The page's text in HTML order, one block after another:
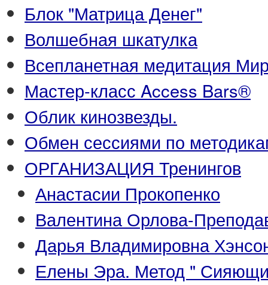
Блок "Матрица Денег"
Волшебная шкатулка
Всепланетная медитация
Мастер-класс Access Bars®
Облик кинозвезды.
Обмен сессиями по
ОРГАНИЗАЦИЯ Тренингов
Анастасии Прокопенко
Валентина Орлова-
Дарья Владимировна
Елены Эра. Метод "